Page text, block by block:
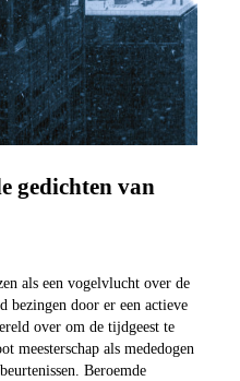
gedichten van
als een vogelvlucht over de
door er een actieve
over om de tijdgeest te
meesterschap als mededogen
Beroemde